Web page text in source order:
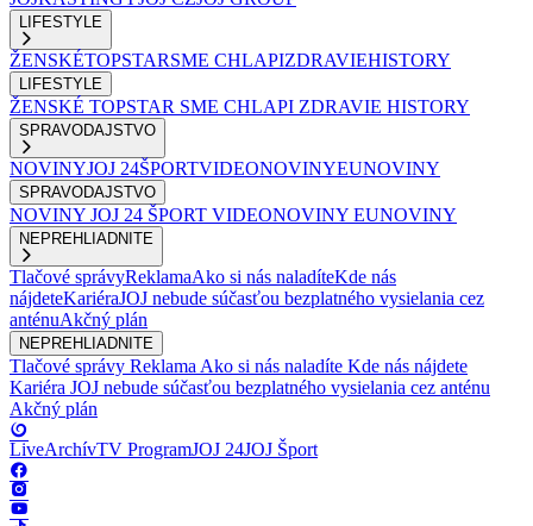
LIFESTYLE
ŽENSKÉTOPSTARSME CHLAPIZDRAVIEHISTORY
LIFESTYLE
ŽENSKÉ TOPSTAR SME CHLAPI ZDRAVIE HISTORY
SPRAVODAJSTVO
NOVINYJOJ 24ŠPORTVIDEONOVINYEUNOVINY
SPRAVODAJSTVO
NOVINY JOJ 24 ŠPORT VIDEONOVINY EUNOVINY
NEPREHLIADNITE
Tlačové správyReklamaAko si nás naladíteKde nás
nájdeteKariéraJOJ nebude súčasťou bezplatného vysielania cez
anténuAkčný plán
NEPREHLIADNITE
Tlačové správy Reklama Ako si nás naladíte Kde nás nájdete
Kariéra JOJ nebude súčasťou bezplatného vysielania cez anténu
Akčný plán
LiveArchívTV ProgramJOJ 24JOJ Šport